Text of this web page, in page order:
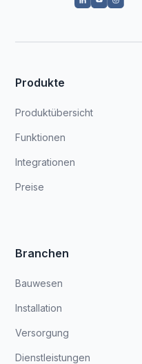
Produkte
Produktübersicht
Funktionen
Integrationen
Preise
Branchen
Bauwesen
Installation
Versorgung
Dienstleistungen